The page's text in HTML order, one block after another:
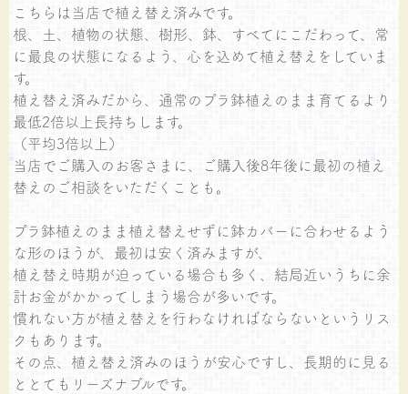
こちらは当店で植え替え済みです。
根、土、植物の状態、樹形、鉢、すべてにこだわって、常
に最良の状態になるよう、心を込めて植え替えをしていま
す。
植え替え済みだから、通常のプラ鉢植えのまま育てるより
最低2倍以上長持ちします。
（平均3倍以上）
当店でご購入のお客さまに、ご購入後8年後に最初の植え
替えのご相談をいただくことも。
プラ鉢植えのまま植え替えせずに鉢カバーに合わせるよう
な形のほうが、最初は安く済みますが、
植え替え時期が迫っている場合も多く、結局近いうちに余
計お金がかかってしまう場合が多いです。
慣れない方が植え替えを行わなければならないというリス
クもあります。
その点、植え替え済みのほうが安心ですし、長期的に見る
ととてもリーズナブルです。